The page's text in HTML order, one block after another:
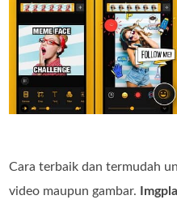
Cara terbaik dan termudah
video maupun gambar.